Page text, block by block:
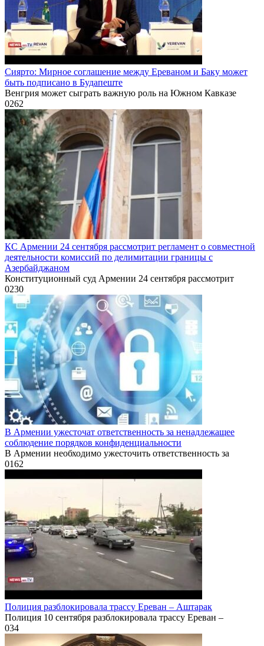
Сиярто: Мирное соглашение между Ереваном и Баку может
быть подписано в Будапеште
Венгрия может сыграть важную роль на Южном Кавказе
0262
КС Армении 24 сентября рассмотрит регламент о совместной
деятельности комиссий по делимитации границы с
Азербайджаном
Конституционный суд Армении 24 сентября рассмотрит
0230
В Армении ужесточат ответственность за ненадлежащее
соблюдение порядков конфиденциальности
В Армении необходимо ужесточить ответственность за
0162
Полиция разблокировала трассу Ереван – Аштарак
Полиция 10 сентября разблокировала трассу Ереван –
034